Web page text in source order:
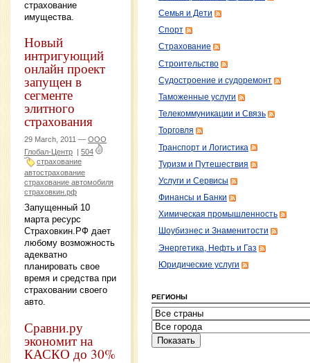
страхование
имущества.
Новый
интригующий
онлайн проект
запущен в
сегменте
элитного
страхования
29 March, 2011 — ООО
Глобал-Центр
504
страхование
автострахование
страхование автомобиля
страховкин.рф
Запущенный 10
марта ресурс
Страховкин.РФ дает
любому возможность
адекватно
планировать свое
время и средства при
страховании своего
авто.
Сравни.ру
экономит на
КАСКО до 30%
Семья и Дети
Спорт
Страхование
Строительство
Судостроение и судоремонт
Таможенные услуги
Телекоммуникации и Связь
Торговля
Транспорт и Логистика
Туризм и Путешествия
Услуги и Сервисы
Финансы и Банки
Химическая промышленность
Шоубизнес и Знаменитости
Энергетика, Нефть и Газ
Юридические услуги
РЕГИОНЫ